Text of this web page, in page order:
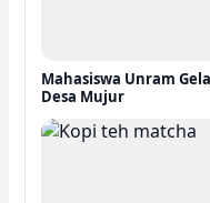
Mahasiswa Unram
Desa Mujur